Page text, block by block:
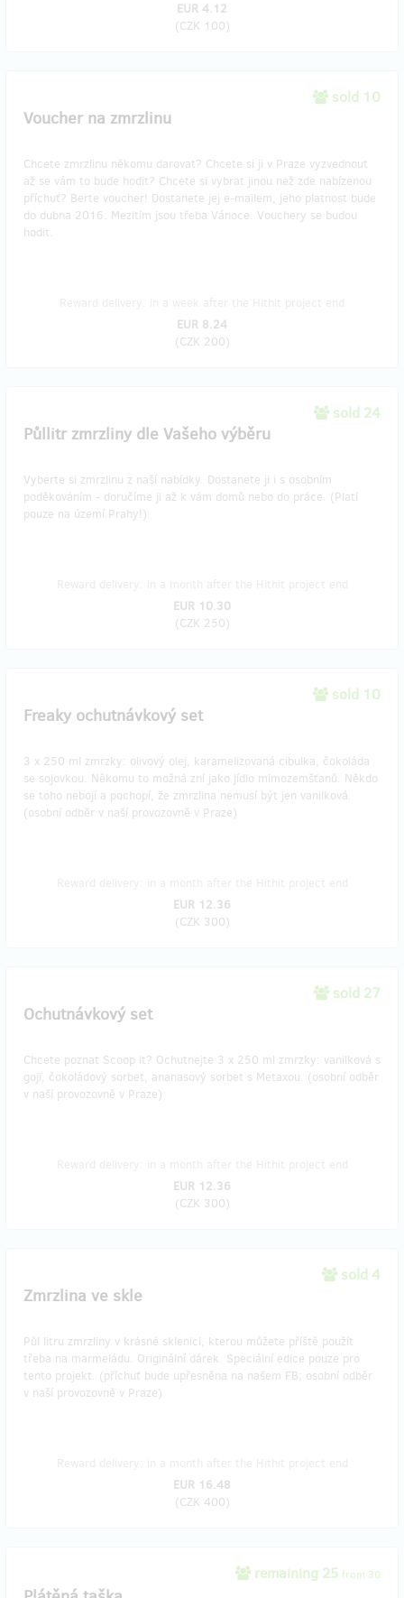
EUR 4.12
(CZK 100)
sold 10
Voucher na zmrzlinu
Chcete zmrzlinu někomu darovat? Chcete si ji v Praze vyzvednout
až se vám to bude hodit? Chcete si vybrat jinou než zde nabízenou
příchuť? Berte voucher! Dostanete jej e-mailem, jeho platnost bude
do dubna 2016. Mezitím jsou třeba Vánoce. Vouchery se budou
hodit.
EUR 8.24
(CZK 200)
sold 24
Půllitr zmrzliny dle Vašeho výběru
Vyberte si zmrzlinu z naší nabídky. Dostanete ji i s osobním
poděkováním - doručíme ji až k vám domů nebo do práce. (Platí
pouze na území Prahy!)
EUR 10.30
(CZK 250)
sold 10
Freaky ochutnávkový set
3 x 250 ml zmrzky: olivový olej, karamelizovaná cibulka, čokoláda
se sojovkou. Někomu to možná zní jako jídlo mimozemšťanů. Někdo
se toho nebojí a pochopí, že zmrzlina nemusí být jen vanilková.
(osobní odběr v naší provozovně v Praze)
EUR 12.36
(CZK 300)
sold 27
Ochutnávkový set
Chcete poznat Scoop it? Ochutnejte 3 x 250 ml zmrzky: vanilková s
goji, čokoládový sorbet, ananasový sorbet s Metaxou. (osobní odběr
v naší provozovně v Praze)
EUR 12.36
(CZK 300)
sold 4
Zmrzlina ve skle
Půl litru zmrzliny v krásné sklenici, kterou můžete příště použít
třeba na marmeládu. Originální dárek. Speciální edice pouze pro
tento projekt. (příchuť bude upřesněna na našem FB; osobní odběr
v naší provozovně v Praze)
EUR 16.48
(CZK 400)
remaining 25 from 30